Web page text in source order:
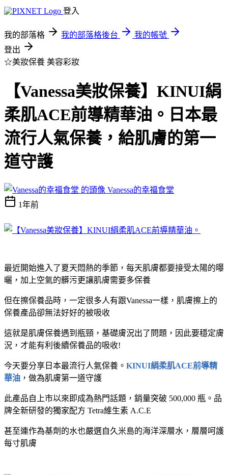
登入
我的部落格 我的部落格後台
我的帳號
登出
☆美妝保養 美容彩妝
【Vanessa美妝保養】KINUI絹
柔肌ACE前導精華油。日本最
流行人氣保養，給肌膚的第一
道守護
Vanessa的幸福食堂
1年前
最近開始進入了夏天悶熱的季節，每天肌膚都要接受太陽的曝
曬，加上空氣的髒污更讓肌膚需要多保養
但在擦保養品時，一定很多人有跟Vanessa一樣，肌膚擦上的
保養產品卻無法好好的被吸收
這就是肌膚保養遇到瓶頸，基礎膚況出了問題，因此要穩定膚
況，才能有利後續保養品的吸收!
今天要分享日本最流行人氣保養。 KINUI絹柔肌ACE前導精
華油 ，做為肌膚第一道守護
此產品自上市以來即成為熱門話題，銷量突破 500,000 瓶。品
牌全新研發的獨家配方 Tetra維生素 A.C.E
甚至連作為基劑的水也嚴選自久米島的海洋深層水，層層呵護
每寸肌膚